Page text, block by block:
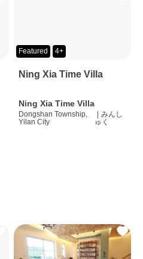
Featured 4+
Ning Xia Time Villa
Ning Xia Time Villa
Dongshan Township,
Yilan City
みんし
ゅく